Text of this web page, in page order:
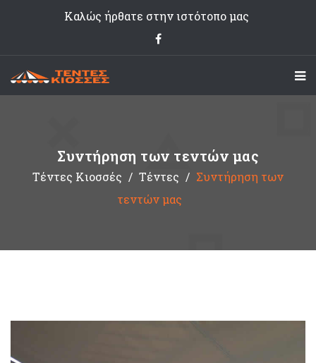
Καλώς ήρθατε στην ιστότοπο μας
Συντήρηση των τεντών μας
Τέντες Κιοσσές Τέντες
Συντήρηση των
τεντών μας